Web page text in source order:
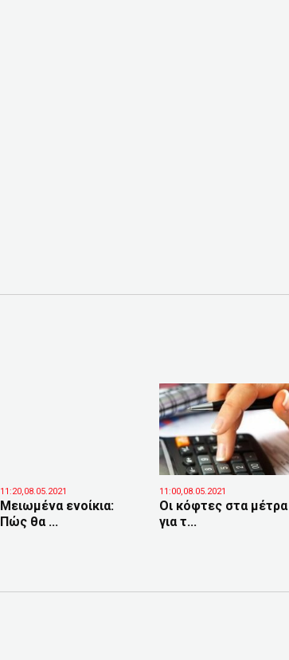
11:20,08.05.2021
Μειωμένα ενοίκια:
Πώς θα ...
11:00,08.05.2021
Οι κόφτες στα μέτρα
για τ...